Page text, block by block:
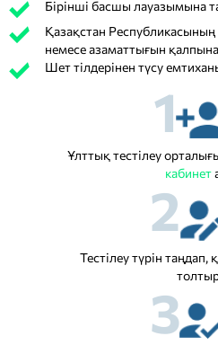
Бірінші басшы лауазымына
Қазақстан
немесе азаматтығын қалпына
Шет тілдерінен түсу
1
Ұлттық тестілеу
кабинет
2
Тестілеу түрін таңдап,
3